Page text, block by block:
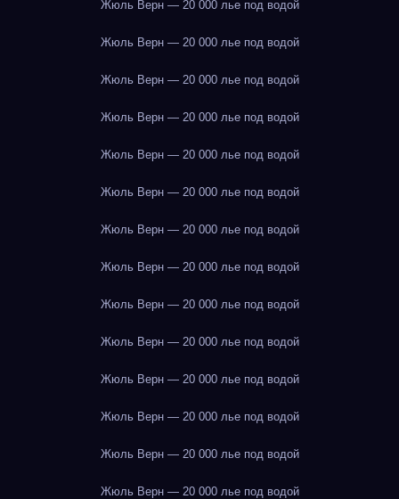
Жюль Верн — 20 000 лье под водой
Жюль Верн — 20 000 лье под водой
Жюль Верн — 20 000 лье под водой
Жюль Верн — 20 000 лье под водой
Жюль Верн — 20 000 лье под водой
Жюль Верн — 20 000 лье под водой
Жюль Верн — 20 000 лье под водой
Жюль Верн — 20 000 лье под водой
Жюль Верн — 20 000 лье под водой
Жюль Верн — 20 000 лье под водой
Жюль Верн — 20 000 лье под водой
Жюль Верн — 20 000 лье под водой
Жюль Верн — 20 000 лье под водой
Жюль Верн — 20 000 лье под водой